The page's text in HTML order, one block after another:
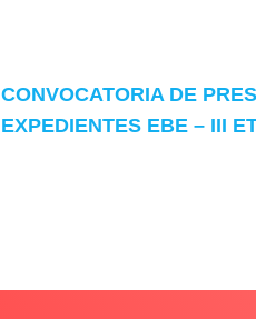
CONVOCATORIA DE
EXPEDIENTES EBE – III